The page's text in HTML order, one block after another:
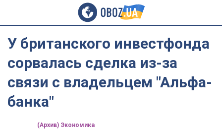
У британского инвестфонда
сорвалась сделка из-за
связи с владельцем "Альфа-
банка"
(Архив) Экономика